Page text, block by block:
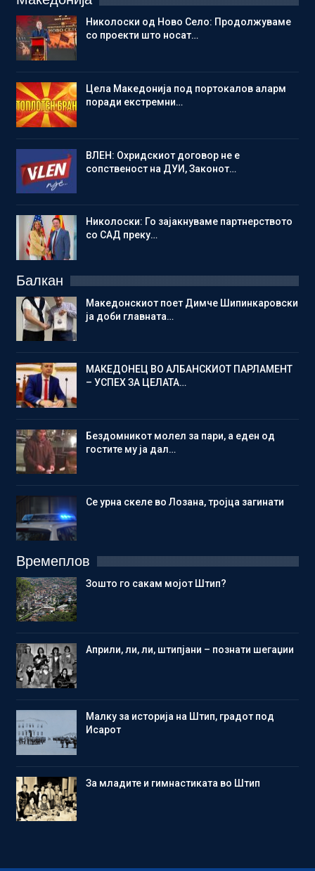
Николоски од Ново Село: Продолжуваме
со проекти што носат…
Цела Македонија под портокалов аларм
поради екстремни…
ВЛЕН: Охридскиот договор не е
сопственост на ДУИ, Законот…
Николоски: Го зајакнуваме партнерството
со САД преку…
Балкан
Македонскиот поет Димче Шипинкаровски
ја доби главната…
МАКЕДОНЕЦ ВО АЛБАНСКИОТ ПАРЛАМЕНТ
– УСПЕХ ЗА ЦЕЛАТА…
Бездомникот молел за пари, а еден од
гостите му ја дал…
Се урна скеле во Лозана, тројца загинати
Времеплов
Зошто го сакам мојот Штип?
Aприли, ли, ли, штипјани – познати шегаџии
Малку за историја на Штип, градот под
Исарот
Зa младите и гимнастиката во Штип